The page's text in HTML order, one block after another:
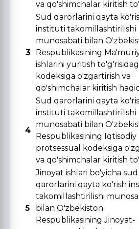
va qo'shimchalar kiritish
3
Sud qarorlarini qayta
instituti takomillashtirilishi
munosabati bilan
Respublikasining
ishlarini yuritish
kodeksiga o'zgartirish va
qo'shimchalar kiritish
4
Sud qarorlarini qayta
instituti takomillashtirilishi
munosabati bilan
Respublikasining Iqtisodiy
protsessual kodeksiga
va qo'shimchalar kiritish
5
Jinoyat ishlari bo'yicha sud
qarorlarini qayta ko'rish
takomillashtirilishi
bilan O'zbekiston
Respublikasining Jinoyat-